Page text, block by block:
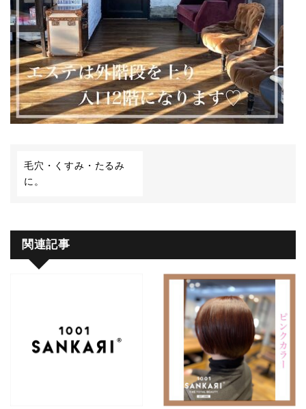
毛穴・くすみ・たるみ
に。
関連記事